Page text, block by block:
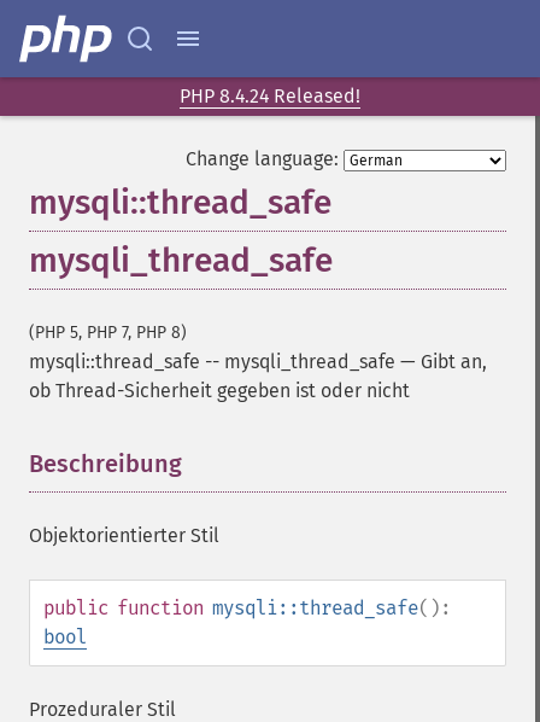
PHP 8.4.24 Released!
Change language:
mysqli::thread_safe
mysqli_thread_safe
(PHP 5, PHP 7, PHP 8)
mysqli::thread_safe -- mysqli_thread_safe — Gibt an,
ob Thread-Sicherheit gegeben ist oder nicht
Beschreibung
Objektorientierter Stil
public function mysqli::thread_safe():
bool
Prozeduraler Stil